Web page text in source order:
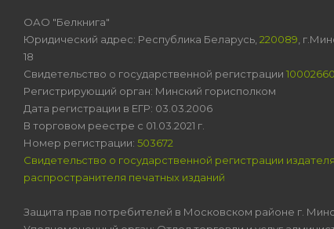
ОАО "Белкнига"
Юридический адрес: Республика Беларусь, 220089 ,
18
Свидетельство о государственной регистрации
Регистрирующий орган: Минский горисполком
Дата регистрации в ЕГР: 03.03.2006
В торговом реестре с 01.03.2021 г.
Номер регистрации: 503672
Свидетельство о государственной регистрации
распространителя печатных изданий
Защита прав потребителей в Московском районе г.